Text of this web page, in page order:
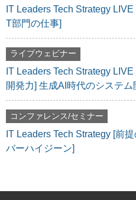
IT Leaders Tech Strategy
T部門の仕事]
ライブウェビナー
IT Leaders Tech Strategy
開発力] 生成AI時代のシステム
コンファレンス/セミナー
IT Leaders Tech Strategy [前
バーハイジーン]